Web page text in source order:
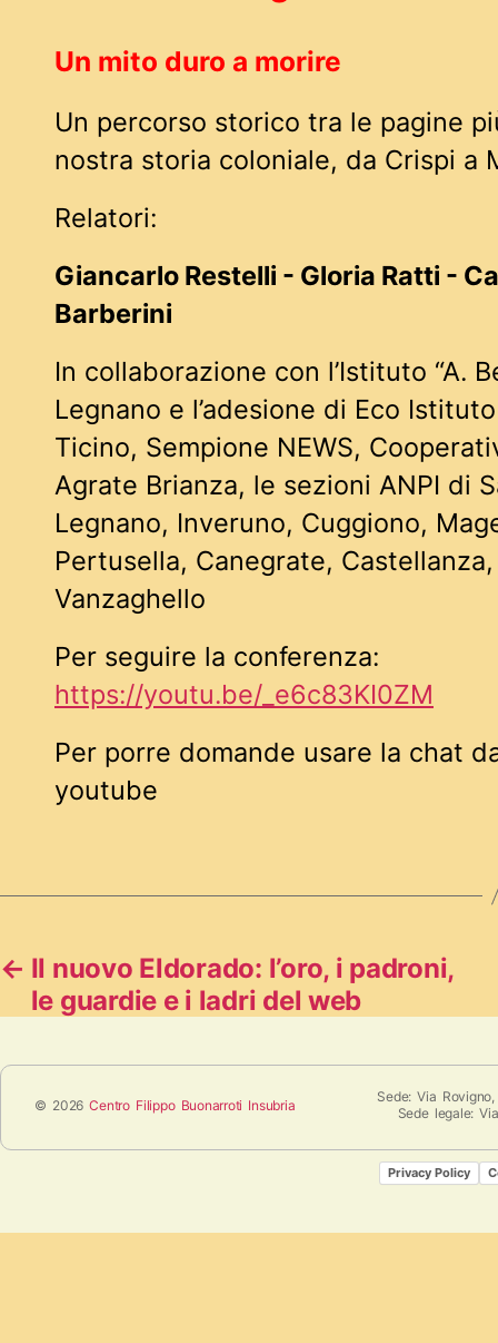
Un mito duro a morire
Un percorso storico tra le pagine
nostra storia coloniale, da Crispi a
Relatori:
Giancarlo Restelli - Gloria Ratti -
Barberini
In collaborazione con l’Istituto “A.
Legnano e l’adesione di Eco
Ticino, Sempione NEWS,
Agrate Brianza, le sezioni ANPI di
Legnano, Inveruno, Cuggiono,
Pertusella, Canegrate,
Vanzaghello
Per seguire la conferenza:
https://youtu.be/_e6c83KI0ZM
Per porre domande usare la chat
youtube
← Il nuovo Eldorado: l’oro, i padroni,
le guardie e i ladri del web
© 2026Centro Filippo Buonarroti Insubria
Sede: Via
Sede legale:
Privacy Policy